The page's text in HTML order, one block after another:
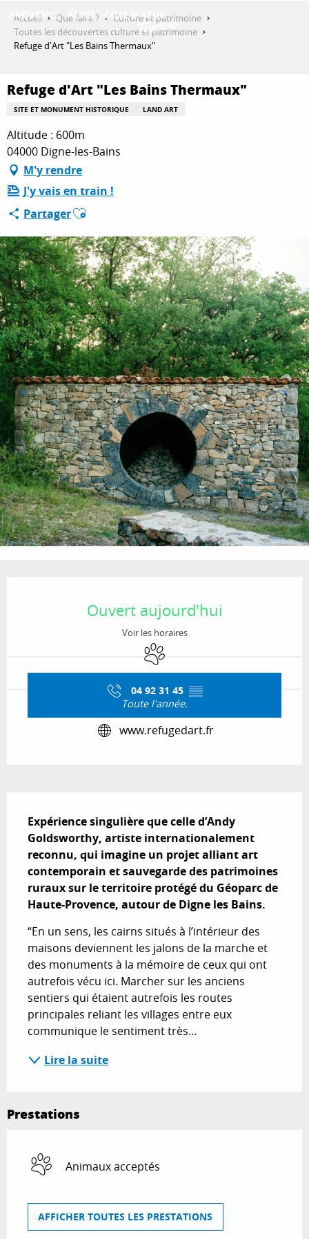
contenu
QUE FAIRE ?
SÉJOURNER
ESPACE PRO
Accueil Que faire ?
Culture et patrimoine
Toutes les découvertes culture et patrimoine
Refuge d'Art "Les Bains Thermaux"
Refuge d'Art "Les Bains Thermaux"
SITE ET MONUMENT HISTORIQUE LAND ART
Altitude : 600m
04000 Digne-les-Bains
M'y rendre
J'y vais en train !
PartagerAjouter aux favoris
Ouvert aujourd'hui
Voir les horaires
Animaux acceptés
04 92 31 45 ▒▒
Toute l'année.
www.refugedart.fr
Expérience singulière que celle d’Andy
Goldsworthy, artiste internationalement
reconnu, qui imagine un projet alliant art
contemporain et sauvegarde des patrimoines
ruraux sur le territoire protégé du Géoparc de
Haute-Provence, autour de Digne les Bains.
“En un sens, les cairns situés à l’intérieur des
maisons deviennent les jalons de la marche et
des monuments à la mémoire de ceux qui ont
autrefois vécu ici. Marcher sur les anciens
sentiers qui étaient autrefois les routes
principales reliant les villages entre eux
communique le sentiment très...
Lire la suite
Prestations
Animaux acceptés
AFFICHER TOUTES LES PRESTATIONS